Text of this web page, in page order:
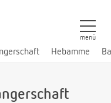
Hebamme
menü